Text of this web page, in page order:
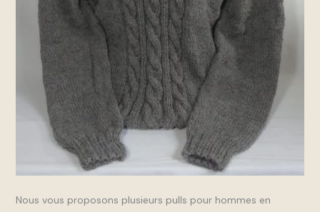
Nous vous proposons plusieurs pulls pour hommes en